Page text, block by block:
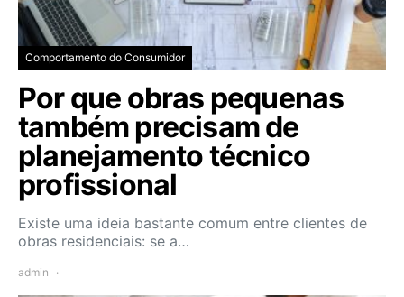
Comportamento do Consumidor
Por que obras pequenas
também precisam de
planejamento técnico
profissional
Existe uma ideia bastante comum entre clientes de
obras residenciais: se a…
admin